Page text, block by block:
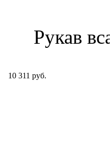
Рукав
10 311 руб.